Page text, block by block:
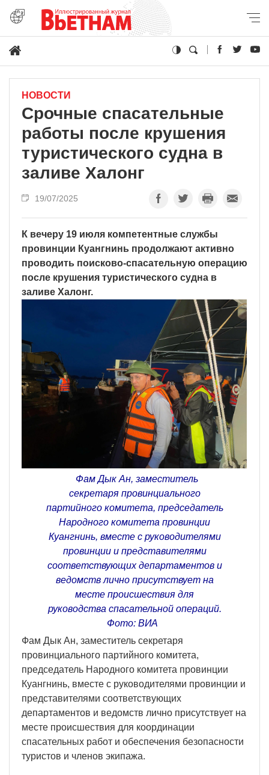
НОВОСТИ
Срочные спасательные
работы после крушения
туристического судна в
заливе Халонг
19/07/2025
К вечеру 19 июля компетентные службы
провинции Куангнинь продолжают активно
проводить поисково-спасательную операцию
после крушения туристического судна в
заливе Халонг.
Фам Дык Ан, заместитель
секретаря провинциального
партийного комитета, председатель
Народного комитета провинции
Куангнинь, вместе с руководителями
провинции и представителями
соответствующих департаментов и
ведомств лично присутствует на
месте происшествия для
руководства спасательной операций.
Фото: ВИА
Фам Дык Ан, заместитель секретаря
провинциального партийного комитета,
председатель Народного комитета провинции
Куангнинь, вместе с руководителями провинции и
представителями соответствующих
департаментов и ведомств лично присутствует на
месте происшествия для координации
спасательных работ и обеспечения безопасности
туристов и членов экипажа.